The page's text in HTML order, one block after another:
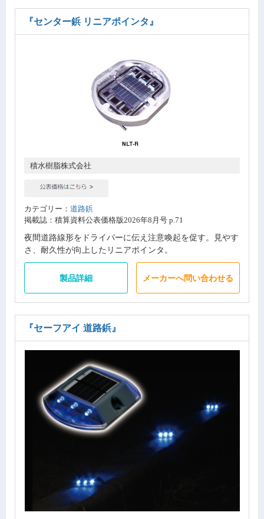
『センター鋲 リニアポインタ』
積水樹脂株式会社
カテゴリー： 道路鋲
掲載誌：積算資料公表価格版2026年8月号 p.71
夜間道路線形をドライバーに伝え注意喚起を促す。見やす
さ、耐久性が向上したリニアポインタ。
製品詳細 メーカーへ問い合わせる
『セーフアイ 道路鋲』